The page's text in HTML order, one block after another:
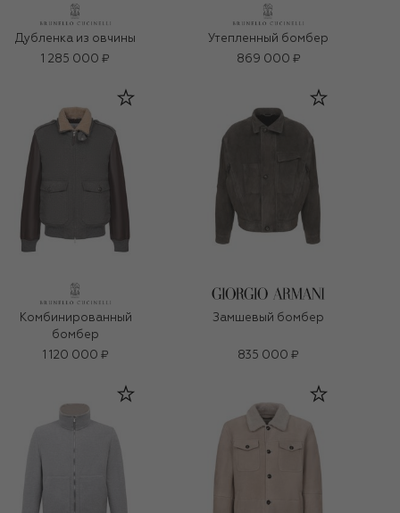
Дубленка из овчины
1 285 000 ₽
Утепленный бомбер
869 000 ₽
Комбинированный
бомбер
1 120 000 ₽
Замшевый бомбер
835 000 ₽